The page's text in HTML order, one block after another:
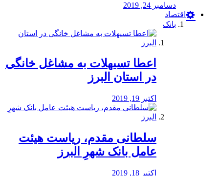
دسامبر 24, 2019
اقتصاد
بانک
️اعطا تسیهلات به مشاغل خانگی
در استان البرز
اکتبر 19, 2019
سلطانی مقدم، ریاست هیئت
عامل بانک شهرِ البرز
اکتبر 18, 2019